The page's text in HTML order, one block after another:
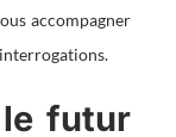
accompagner
futur